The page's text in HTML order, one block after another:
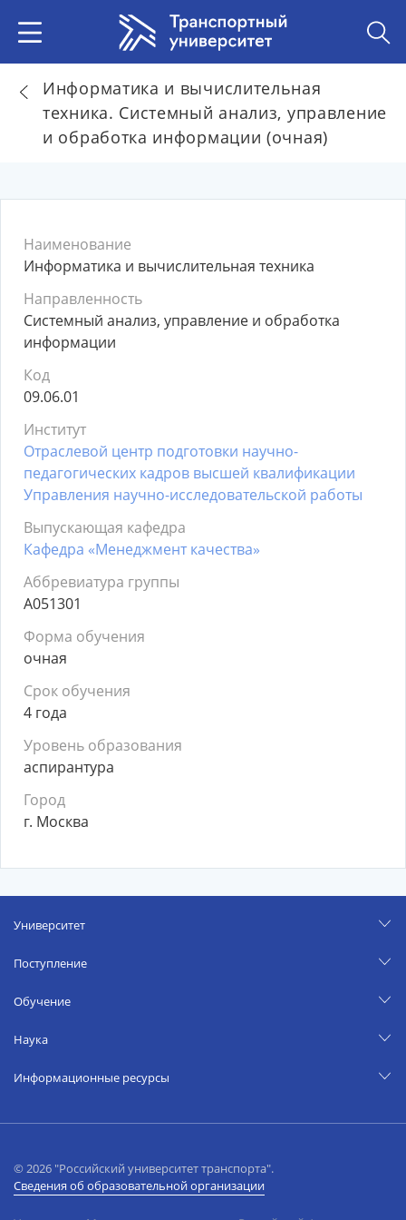
Информатика и вычислительная
техника. Системный анализ, управление
и обработка информации (очная)
Наименование
Информатика и вычислительная техника
Направленность
Системный анализ, управление и обработка
информации
Код
09.06.01
Институт
Отраслевой центр подготовки научно-
педагогических кадров высшей квалификации
Управления научно-исследовательской работы
Выпускающая кафедра
Кафедра «Менеджмент качества»
Аббревиатура группы
А051301
Форма обучения
очная
Срок обучения
4 года
Уровень образования
аспирантура
Город
г. Москва
Университет
Поступление
Обучение
Наука
Информационные ресурсы
© 2026 "Российский университет транспорта".
Сведения об образовательной организации